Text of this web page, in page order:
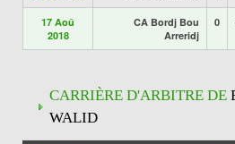
17 Aoû
2018
CA Bordj Bou
Arreridj
0
CARRIÈRE D'ARBITRE DE
WALID